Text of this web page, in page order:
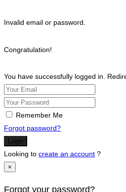
Invalid email or password.
Congratulation!
You have successfully logged in.
Remember Me
Forgot password?
Login
Looking to create an account ?
×
Forgot your password?